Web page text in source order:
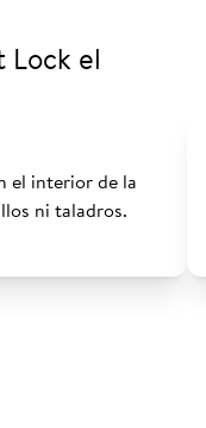
Lock el
el interior de la
ni taladros.